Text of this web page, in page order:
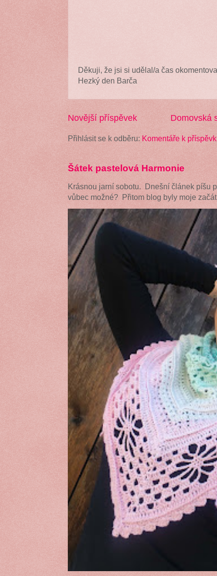
Děkuji, že jsi si udělal/a čas
Hezký den Barča
Novější příspěvek Domovská
Přihlásit se k odběru: Komentáře k
Šátek pastelová Harmonie
Krásnou jarní sobotu. Dnešní článek píšu
vůbec možné? Přitom blog byly moje